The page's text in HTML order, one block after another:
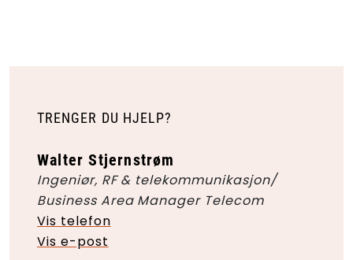
TRENGER DU HJELP?
Walter Stjernstrøm
Ingeniør, RF & telekommunikasjon/
Business Area Manager Telecom
Vis telefon
Vis e-post